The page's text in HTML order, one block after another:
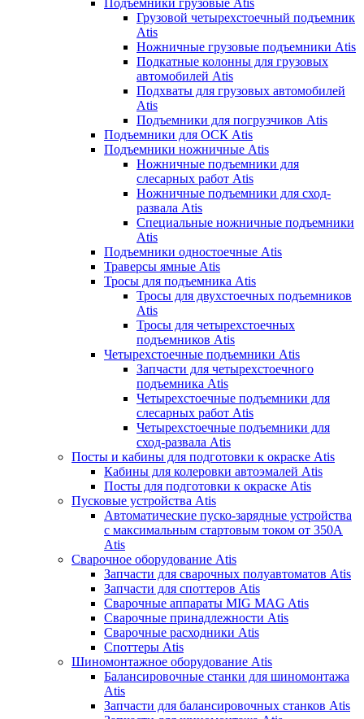
Грузовой четырехстоечный подъемник
Atis
Ножничные грузовые подъемники Atis
Подкатные колонны для грузовых
автомобилей Atis
Подхваты для грузовых автомобилей
Atis
Подъемники для погрузчиков Atis
Подъемники для ОСК Atis
Подъемники ножничные Atis
Ножничные подъемники для
слесарных работ Atis
Ножничные подъемники для сход-
развала Atis
Специальные ножничные подъемники
Atis
Подъемники одностоечные Atis
Траверсы ямные Atis
Тросы для подъемника Atis
Тросы для двухстоечных подъемников
Atis
Тросы для четырехстоечных
подъемников Atis
Четырехстоечные подъемники Atis
Запчасти для четырехстоечного
подъемника Atis
Четырехстоечные подъемники для
слесарных работ Atis
Четырехстоечные подъемники для
сход-развала Atis
Посты и кабины для подготовки к окраске Atis
Кабины для колеровки автоэмалей Atis
Посты для подготовки к окраске Atis
Пусковые устройства Atis
Автоматические пуско-зарядные устройства
с максимальным стартовым током от 350А
Atis
Сварочное оборудование Atis
Запчасти для сварочных полуавтоматов Atis
Запчасти для споттеров Atis
Сварочные аппараты MIG MAG Atis
Сварочные принадлежности Atis
Сварочные расходники Atis
Споттеры Atis
Шиномонтажное оборудование Atis
Балансировочные станки для шиномонтажа
Atis
Запчасти для балансировочных станков Atis